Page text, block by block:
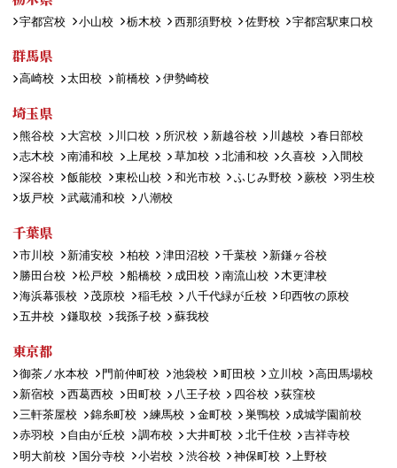
宇都宮校 小山校 栃木校 西那須野校 佐野校 宇都宮駅東口校
群馬県
高崎校 太田校 前橋校 伊勢崎校
埼玉県
熊谷校 大宮校 川口校 所沢校 新越谷校 川越校
春日部校
志木校
南浦和校 上尾校 草加校 北浦和校 久喜校
入間校
深谷校
飯能校 東松山校 和光市校 ふじみ野校 蕨校
羽生校
坂戸校
武蔵浦和校 八潮校
千葉県
市川校 新浦安校 柏校 津田沼校 千葉校
新鎌ヶ谷校
勝田台校
松戸校 船橋校 成田校 南流山校
木更津校
海浜幕張校
茂原校 稲毛校 八千代緑が丘校
印西牧の原校
五井校
鎌取校 我孫子校 蘇我校
東京都
御茶ノ水本校 門前仲町校 池袋校 町田校 立川校
高田馬場校
新宿校
西葛西校 田町校 八王子校 四谷校
荻窪校
三軒茶屋校
錦糸町校 練馬校 金町校 巣鴨校
成城学園前校
赤羽校
自由が丘校 調布校 大井町校 北千住校
吉祥寺校
明大前校
国分寺校 小岩校 渋谷校 神保町校
上野校